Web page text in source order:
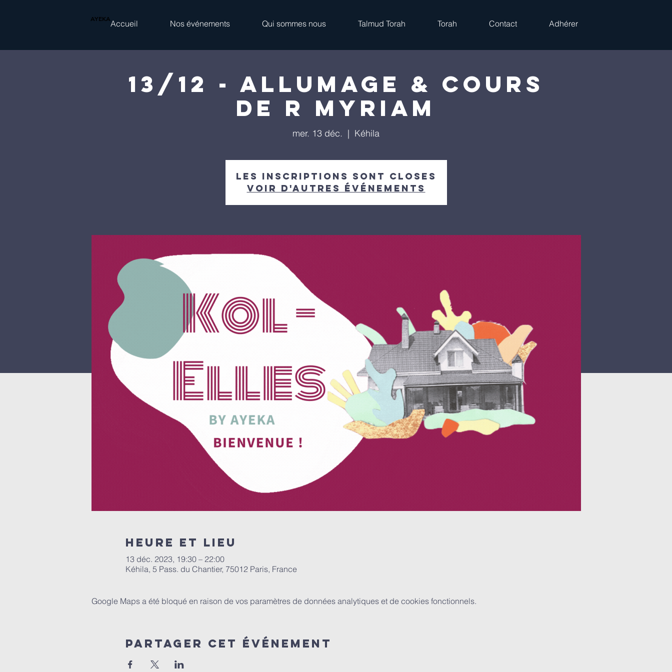
AYEKAAccueil Nos événements Qui sommes nous Talmud Torah Torah Contact Adhérer
13/12 - Allumage & Cours
de R Myriam
mer. 13 déc.
  |
Kéhila
Les inscriptions sont closes
Voir d'autres événements
Heure et lieu
13 déc. 2023, 19:30 – 22:00
Kéhila, 5 Pass. du Chantier, 75012 Paris, France
Google Maps a été bloqué en raison de vos paramètres de données analytiques et de cookies fonctionnels.
Partager cet événement